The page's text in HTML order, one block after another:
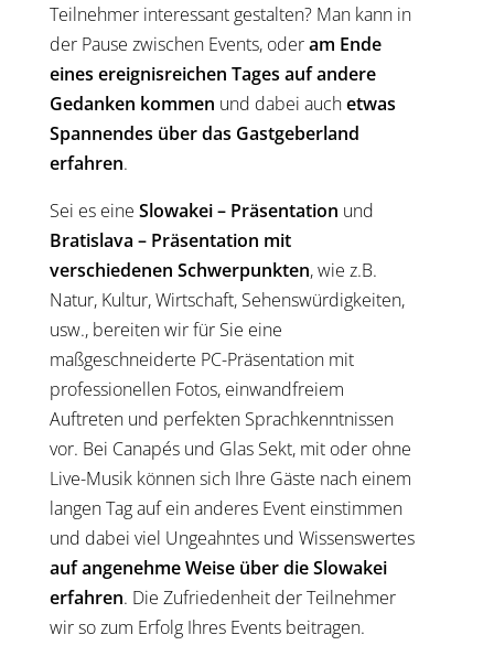
Teilnehmer interessant gestalten? Man kann in
der Pause zwischen Events, oderam Ende
eines ereignisreichen Tages auf andere
Gedanken kommen und dabei auchetwas
Spannendes über das Gastgeberland
erfahren.
Sei es eine Slowakei – Präsentation und
Bratislava – Präsentation mit
verschiedenen Schwerpunkten, wie z.B.
Natur, Kultur, Wirtschaft, Sehenswürdigkeiten,
usw., bereiten wir für Sie eine
maßgeschneiderte PC-Präsentation mit
professionellen Fotos, einwandfreiem
Auftreten und perfekten Sprachkenntnissen
vor. Bei Canapés und Glas Sekt, mit oder ohne
Live-Musik können sich Ihre Gäste nach einem
langen Tag auf ein anderes Event einstimmen
und dabei viel Ungeahntes und Wissenswertes
auf angenehme Weise über die Slowakei
erfahren. Die Zufriedenheit der Teilnehmer
wir so zum Erfolg Ihres Events beitragen.